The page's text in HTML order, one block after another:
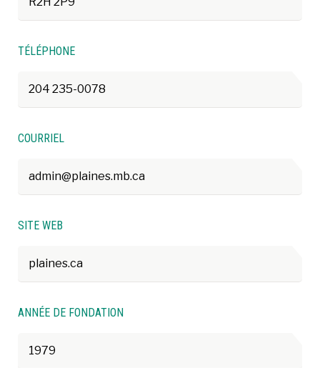
TÉLÉPHONE
204 235-0078
COURRIEL
admin@plaines.mb.ca
SITE WEB
plaines.ca
ANNÉE DE FONDATION
1979